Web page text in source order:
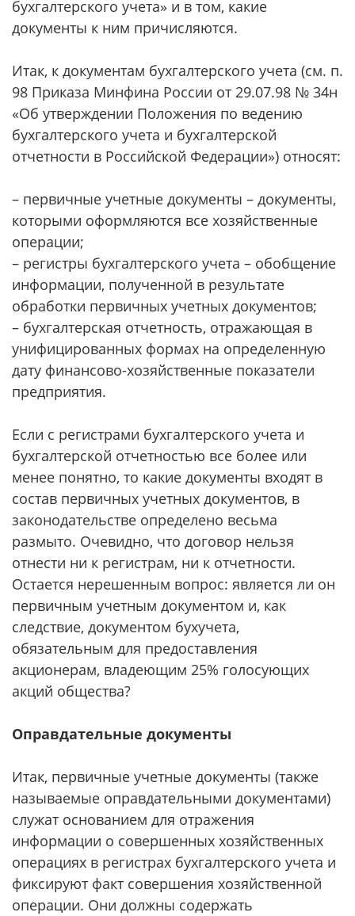
бухгалтерского учета» и в том, какие
документы к ним причисляются.
Итак, к документам бухгалтерского учета (см. п.
98 Приказа Минфина России от 29.07.98 № 34н
«Об утверждении Положения по ведению
бухгалтерского учета и бухгалтерской
отчетности в Российской Федерации») относят:
– первичные учетные документы – документы,
которыми оформляются все хозяйственные
операции;
– регистры бухгалтерского учета – обобщение
информации, полученной в результате
обработки первичных учетных документов;
– бухгалтерская отчетность, отражающая в
унифицированных формах на определенную
дату финансово-хозяй­ственные показатели
предприятия.
Если с регистрами бухгалтерского учета и
бухгалтерской отчетностью все более или
менее понятно, то какие документы входят в
состав первичных учетных документов, в
законодательстве определено весьма
размыто. Очевидно, что договор нельзя
отнести ни к регистрам, ни к отчетности.
Остается нерешенным вопрос: является ли он
первичным учетным документом и, как
следствие, документом бухучета,
обязательным для предоставления
акционерам, владеющим 25% голосующих
акций общества?
Оправдательные документы
Итак, первичные учетные документы (также
называемые оправдательными документами)
служат основанием для отражения
информации о совершенных хозяйственных
операциях в регистрах бухгалтерского учета и
фиксируют факт совершения хозяйственной
операции. Они должны содержать